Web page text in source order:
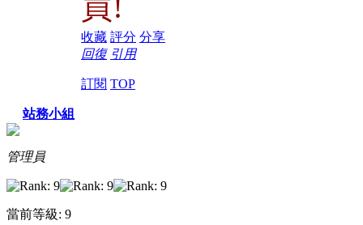
收藏 評分 分享
回復 引用
訂閱 TOP
站務小組
管理員
當前等級: 9